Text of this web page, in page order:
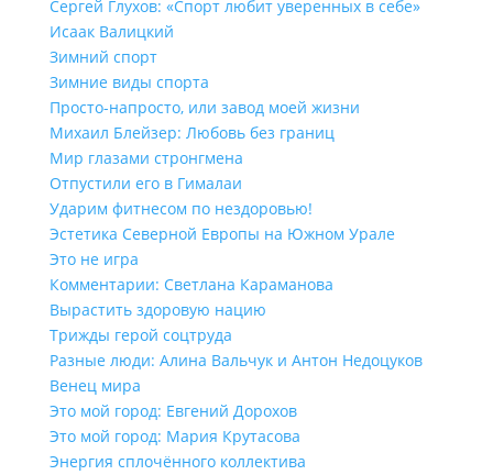
Сергей Глухов: «Спорт любит уверенных в себе»
Исаак Валицкий
Зимний спорт
Зимние виды спорта
Просто-напросто, или завод моей жизни
Михаил Блейзер: Любовь без границ
Мир глазами стронгмена
Отпустили его в Гималаи
Ударим фитнесом по нездоровью!
Эстетика Северной Европы на Южном Урале
Это не игра
Комментарии: Светлана Караманова
Вырастить здоровую нацию
Трижды герой соцтруда
Разные люди: Алина Вальчук и Антон Недоцуков
Венец мира
Это мой город: Евгений Дорохов
Это мой город: Мария Крутасова
Энергия сплочённого коллектива